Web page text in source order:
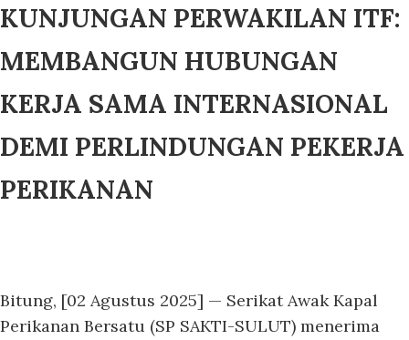
KUNJUNGAN PERWAKILAN ITF:
MEMBANGUN HUBUNGAN
KERJA SAMA INTERNASIONAL
DEMI PERLINDUNGAN PEKERJA
PERIKANAN
Bitung, [02 Agustus 2025] — Serikat Awak Kapal
Perikanan Bersatu (SP SAKTI-SULUT) menerima